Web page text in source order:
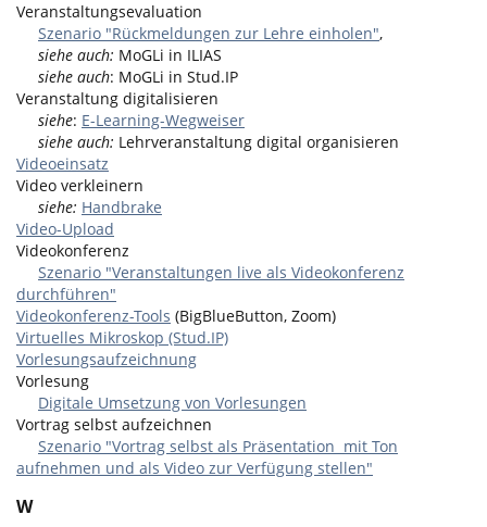
Veranstaltungsevaluation
Szenario "Rückmeldungen zur Lehre einholen",
siehe auch: MoGLi in ILIAS
siehe auch: MoGLi in Stud.IP
Veranstaltung digitalisieren
siehe: E-Learning-Wegweiser
siehe auch: Lehrveranstaltung digital organisieren
Videoeinsatz
Video verkleinern
siehe: Handbrake
Video-Upload
Videokonferenz
Szenario "Veranstaltungen live als Videokonferenz
durchführen"
Videokonferenz-Tools (BigBlueButton, Zoom)
Virtuelles Mikroskop (Stud.IP)
Vorlesungsaufzeichnung
Vorlesung
Digitale Umsetzung von Vorlesungen
Vortrag selbst aufzeichnen
Szenario "Vortrag selbst als Präsentation mit Ton
aufnehmen und als Video zur Verfügung stellen"
W